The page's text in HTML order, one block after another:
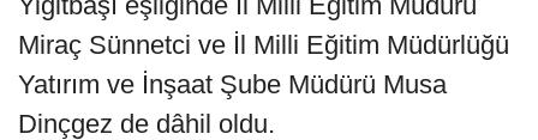
Miraç Sünnetci ve İl Milli Eğitim Müdürlüğü
Yatırım ve İnşaat Şube Müdürü Musa
Dinçgez de dâhil oldu.